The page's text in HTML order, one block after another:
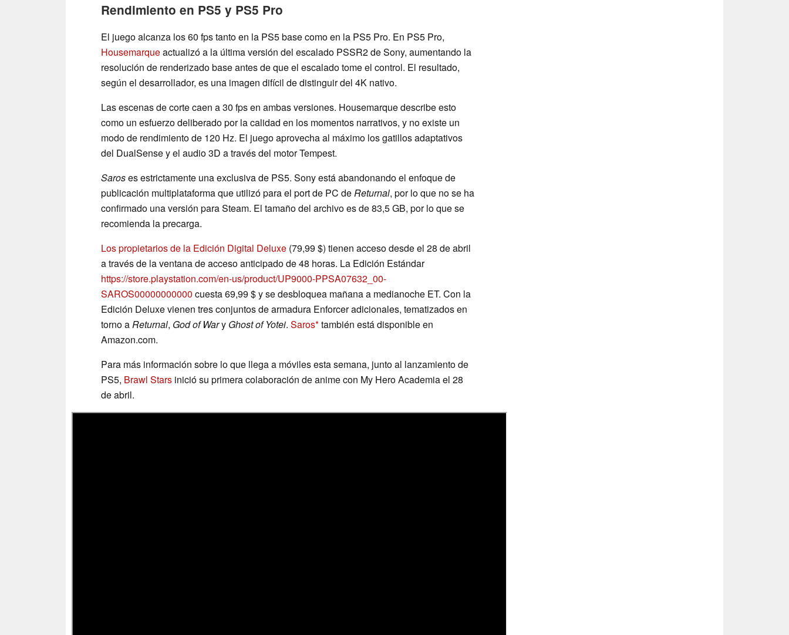
Rendimiento en PS5 y PS5 Pro
El juego alcanza los 60 fps tanto en la PS5 base como en la PS5 Pro. En PS5 Pro,
Housemarqueactualizó a la última versión del escalado PSSR2 de Sony, aumentando la
resolución de renderizado base antes de que el escalado tome el control. El resultado,
según el desarrollador, es una imagen difícil de distinguir del 4K nativo.
Las escenas de corte caen a 30 fps en ambas versiones. Housemarque describe esto
como un esfuerzo deliberado por la calidad en los momentos narrativos, y no existe un
modo de rendimiento de 120 Hz. El juego aprovecha al máximo los gatillos adaptativos
del DualSense y el audio 3D a través del motor Tempest.
Saroses estrictamente una exclusiva de PS5. Sony está abandonando el enfoque de
publicación multiplataforma que utilizó para el port de PC deReturnal, por lo que no se ha
confirmado una versión para Steam. El tamaño del archivo es de 83,5 GB, por lo que se
recomienda la precarga.
Los propietarios de la Edición Digital Deluxe (79,99 $) tienen acceso desde el 28 de abril
a través de la ventana de acceso anticipado de 48 horas. La Edición Estándar
https://store.playstation.com/en-us/product/UP9000-PPSA07632_00-
SAROS00000000000 cuesta 69,99 $ y se desbloquea mañana a medianoche ET. Con la
Edición Deluxe vienen tres conjuntos de armadura Enforcer adicionales, tematizados en
torno aReturnal, God of Wary Ghost of Yotei. Saros también está disponible en
Amazon.com.
Para más información sobre lo que llega a móviles esta semana, junto al lanzamiento de
PS5, Brawl Stars inició su primera colaboración de anime con My Hero Academia el 28
de abril.